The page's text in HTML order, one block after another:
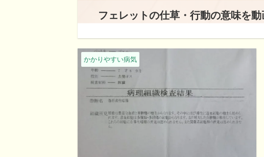
フェレットの仕草・行動の意味を
かかりやすい病気